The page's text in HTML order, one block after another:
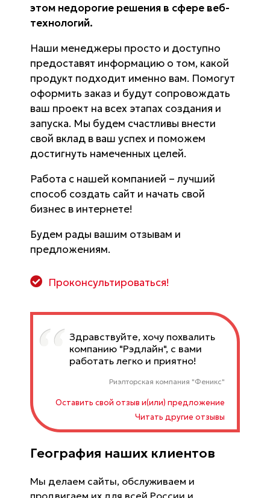
этом недорогие решения в сфере веб-
технологий.
Наши менеджеры просто и доступно
предоставят информацию о том, какой
продукт подходит именно вам. Помогут
оформить заказ и будут сопровождать
ваш проект на всех этапах создания и
запуска. Мы будем счастливы внести
свой вклад в ваш успех и поможем
достигнуть намеченных целей.
Работа с нашей компанией – лучший
способ создать сайт и начать свой
бизнес в интернете!
Будем рады вашим отзывам и
предложениям.
Проконсультироваться!
Здравствуйте, хочу похвалить
компанию "Рэдлайн", с вами
работать легко и приятно!
Риэлторская компания "Феникс"
Оставить свой отзыв и(или) предложение
Читать другие отзывы
География наших клиентов
Мы делаем сайты, обслуживаем и